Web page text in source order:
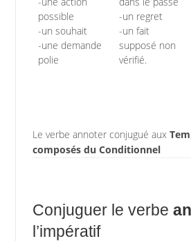
possible
-un souhait
-une demande
polie
-un regret
-un fait
supposé non
vérifié.
Le verbe annoter conjugué aux
composés du Conditionnel
Conjuguer le verbe
l’impératif